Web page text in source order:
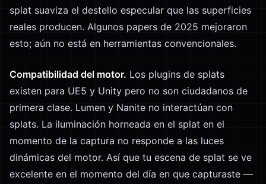
splat suaviza el destello especular que las superficies
reales producen. Algunos papers de 2025 mejoraron
esto; aún no está en herramientas convencionales.
Compatibilidad del motor. Los plugins de splats
existen para UE5 y Unity pero no son ciudadanos de
primera clase. Lumen y Nanite no interactúan con
splats. La iluminación horneada en el splat en el
momento de la captura no responde a las luces
dinámicas del motor. Así que tu escena de splat se ve
excelente en el momento del día en que capturaste —